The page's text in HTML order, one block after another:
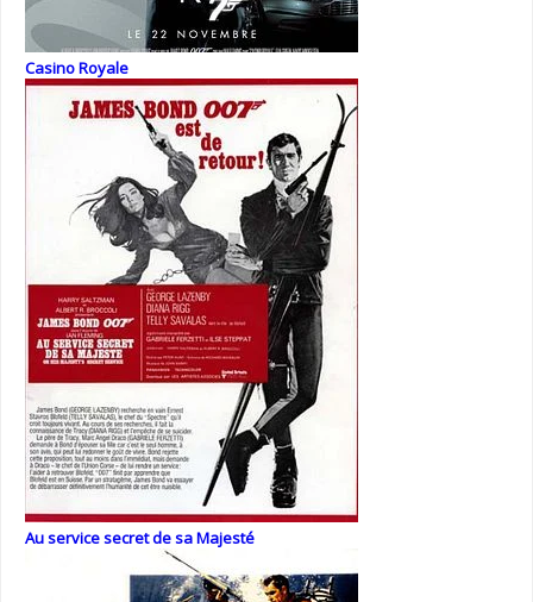
Casino Royale
Au service secret de sa Majesté